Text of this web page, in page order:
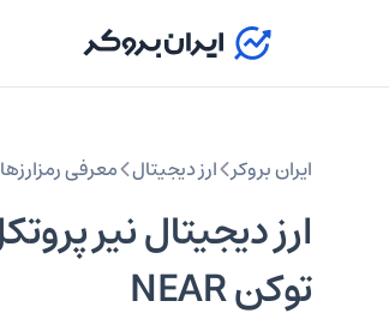
ایران بروکر ارز دیجیتال معرفی رمزارزها
توکن NEAR